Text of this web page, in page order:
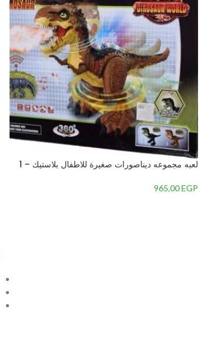
لعبه مجموعه ديناصورات صغيرة للاطفال بلاستيك – 1
965,00EGP